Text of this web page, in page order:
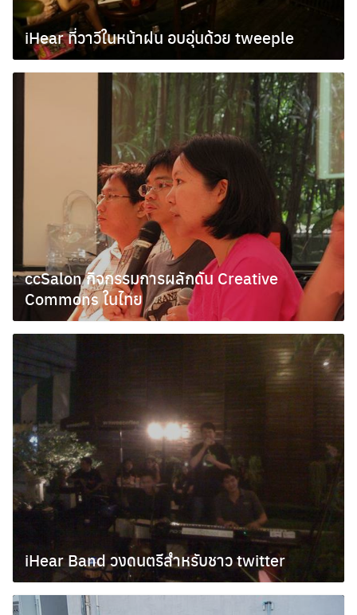
iHear ที่วาวีในหน้าฝน อบอุ่นด้วย tweeple
ตุลาคม 1, 2009
ccSalon กิจกรรมการผลักดัน Creative
Commons ในไทย
กันยายน 14, 2009
iHear Band วงดนตรีสำหรับชาว twitter
กันยายน 7, 2009